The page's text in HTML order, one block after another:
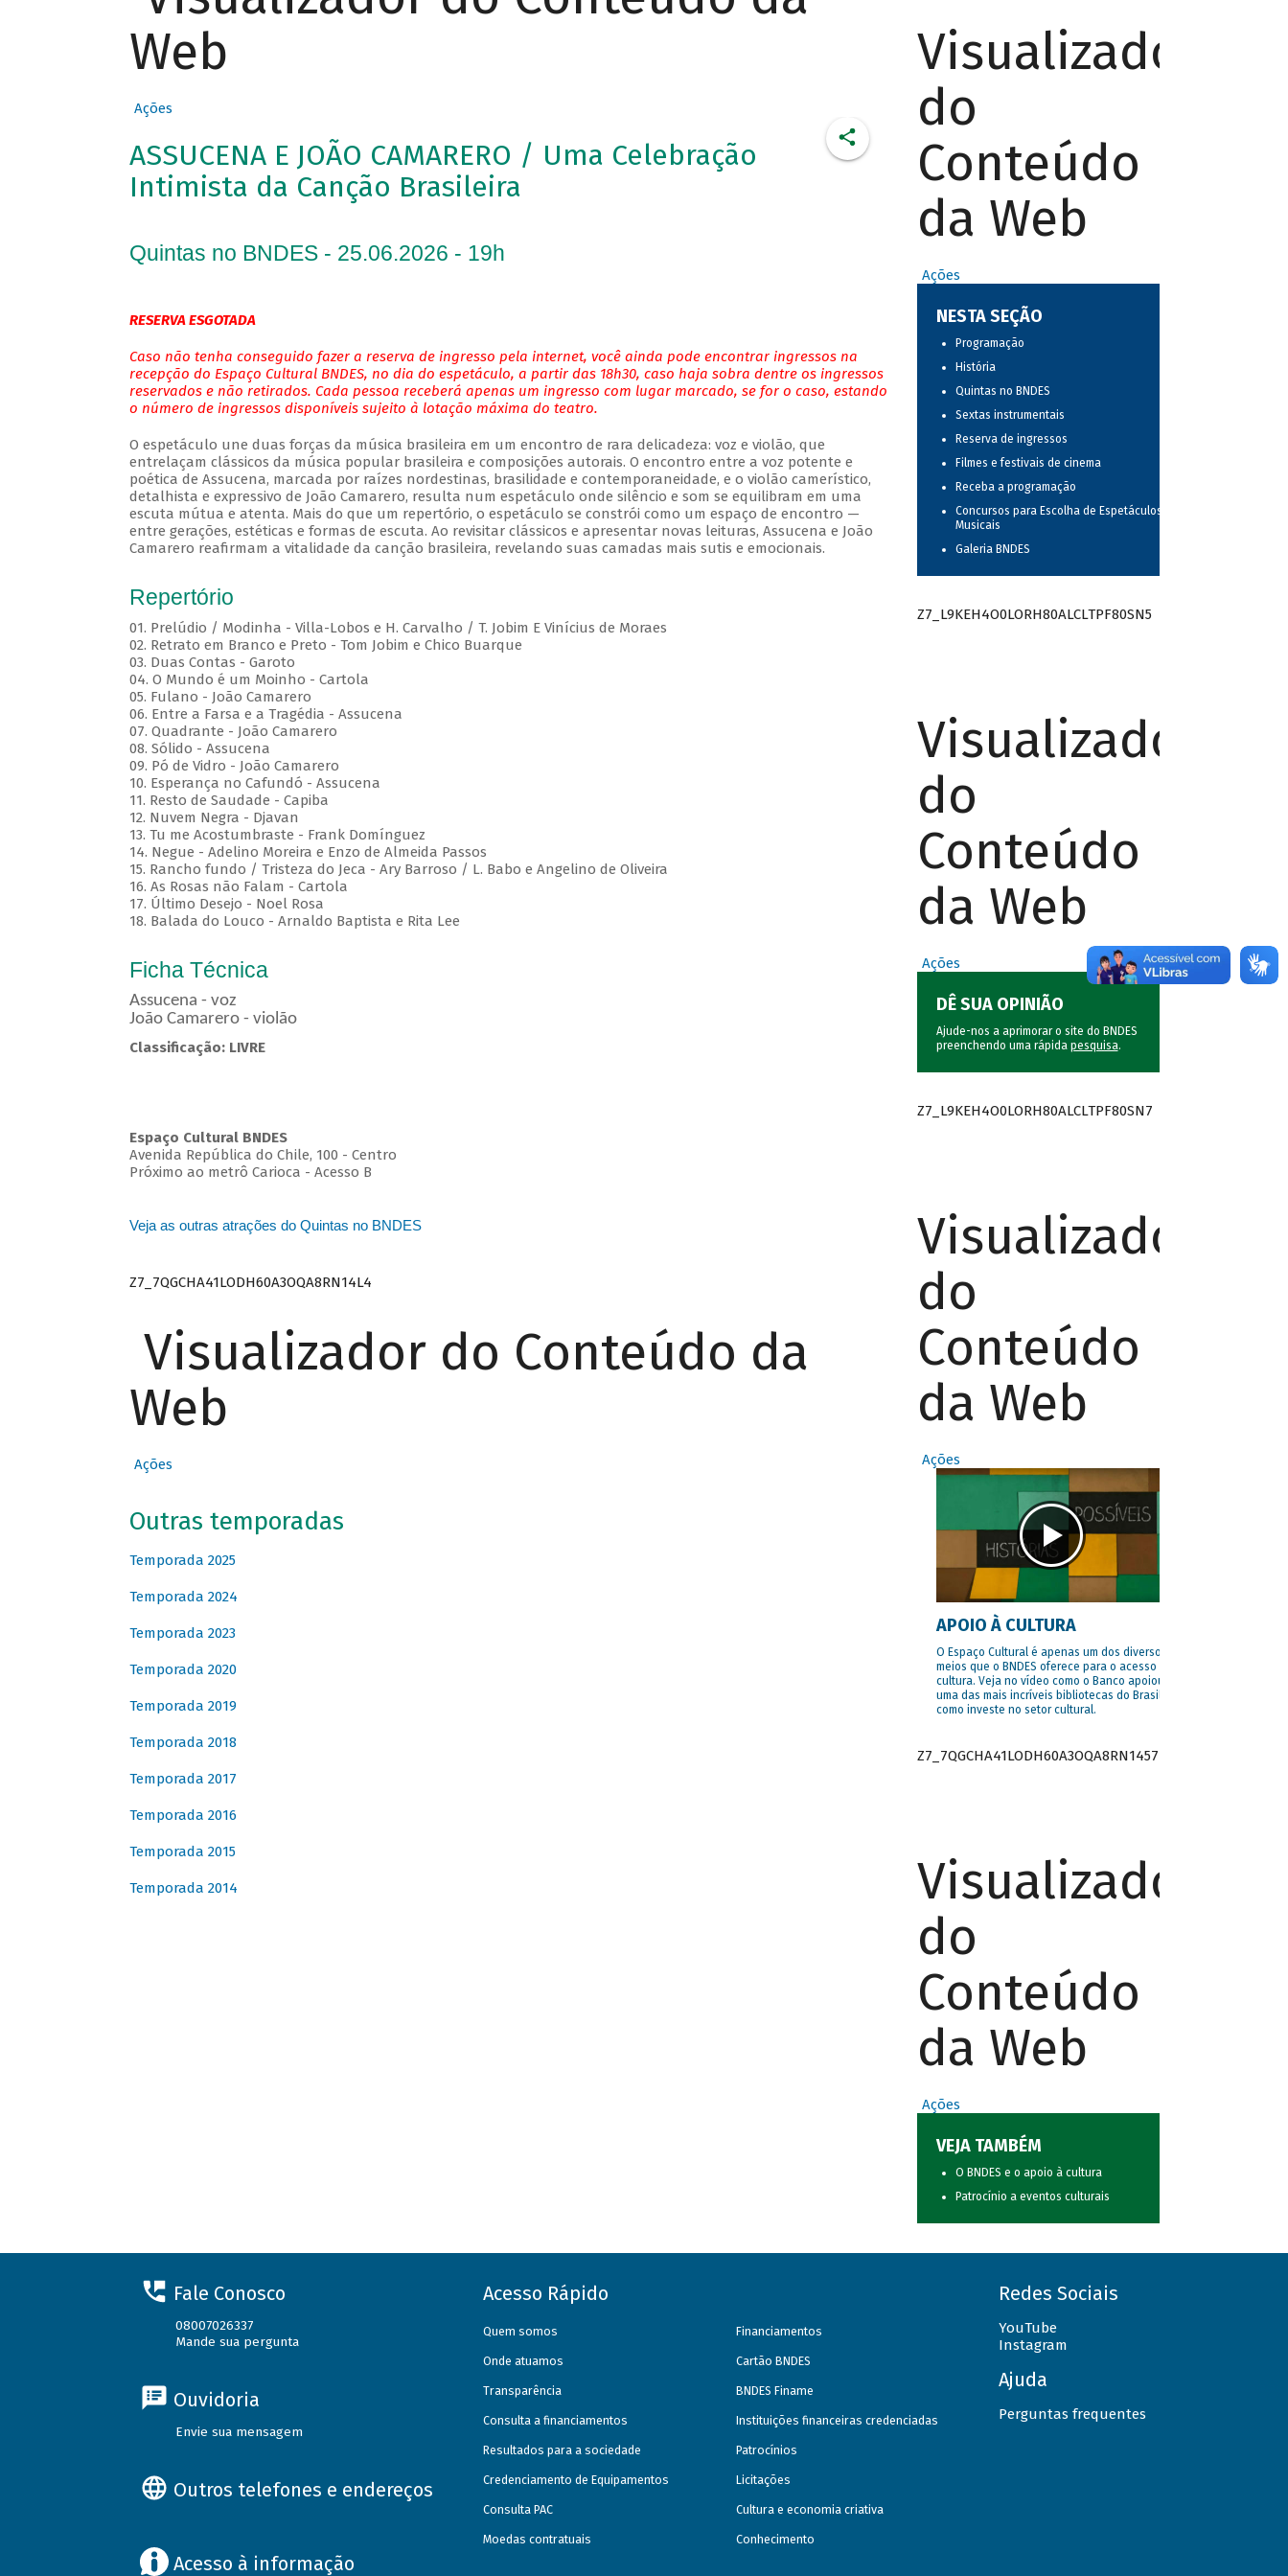
Web
Ações
ASSUCENA E JOÃO CAMARERO / Uma Celebração
Intimista da Canção Brasileira
Quintas no BNDES - 25.06.2026 - 19h
RESERVA ESGOTADA
Caso não tenha conseguido fazer a reserva de ingresso pela internet, você ainda pode encontrar ingressos na
recepção do Espaço Cultural BNDES, no dia do espetáculo, a partir das 18h30, caso haja sobra dentre os ingressos
reservados e não retirados. Cada pessoa receberá apenas um ingresso com lugar marcado, se for o caso, estando
o número de ingressos disponíveis sujeito à lotação máxima do teatro.
O espetáculo une duas forças da música brasileira em um encontro de rara delicadeza: voz e violão, que
entrelaçam clássicos da música popular brasileira e composições autorais. O encontro entre a voz potente e
poética de Assucena, marcada por raízes nordestinas, brasilidade e contemporaneidade, e o violão camerístico,
detalhista e expressivo de João Camarero, resulta num espetáculo onde silêncio e som se equilibram em uma
escuta mútua e atenta. Mais do que um repertório, o espetáculo se constrói como um espaço de encontro —
entre gerações, estéticas e formas de escuta. Ao revisitar clássicos e apresentar novas leituras, Assucena e João
Camarero reafirmam a vitalidade da canção brasileira, revelando suas camadas mais sutis e emocionais.
Repertório
01. Prelúdio / Modinha - Villa-Lobos e H. Carvalho / T. Jobim E Vinícius de Moraes
02. Retrato em Branco e Preto - Tom Jobim e Chico Buarque
03. Duas Contas - Garoto
04. O Mundo é um Moinho - Cartola
05. Fulano - João Camarero
06. Entre a Farsa e a Tragédia - Assucena
07. Quadrante - João Camarero
08. Sólido - Assucena
09. Pó de Vidro - João Camarero
10. Esperança no Cafundó - Assucena
11. Resto de Saudade - Capiba
12. Nuvem Negra - Djavan
13. Tu me Acostumbraste - Frank Domínguez
14. Negue - Adelino Moreira e Enzo de Almeida Passos
15. Rancho fundo / Tristeza do Jeca - Ary Barroso / L. Babo e Angelino de Oliveira
16. As Rosas não Falam - Cartola
17. Último Desejo - Noel Rosa
18. Balada do Louco - Arnaldo Baptista e Rita Lee
Ficha Técnica
Assucena - voz
João Camarero - violão
Classificação: LIVRE
Espaço Cultural BNDES
Avenida República do Chile, 100 - Centro
Próximo ao metrô Carioca - Acesso B
Veja as outras atrações do Quintas no BNDES
Z7_7QGCHA41LODH60A3OQA8RN14L4
Visualizador do Conteúdo da
Web
Ações
Outras temporadas
Temporada 2025
Temporada 2024
Temporada 2023
Temporada 2020
Temporada 2019
Temporada 2018
Temporada 2017
Temporada 2016
Temporada 2015
Temporada 2014
Visualizador
do
Conteúdo
da Web
Ações
NESTA SEÇÃO
Programação
História
Quintas no BNDES
Sextas instrumentais
Reserva de ingressos
Filmes e festivais de cinema
Receba a programação
Concursos para Escolha de Espetáculos
Musicais
Galeria BNDES
Z7_L9KEH4O0LORH80ALCLTPF80SN5
Visualizador
do
Conteúdo
da Web
Ações
DÊ SUA OPINIÃO
Ajude-nos a aprimorar o site do BNDES
preenchendo uma rápida pesquisa.
Z7_L9KEH4O0LORH80ALCLTPF80SN7
Visualizador
do
Conteúdo
da Web
Ações
APOIO À CULTURA
O Espaço Cultural é apenas um dos diversos
meios que o BNDES oferece para o acesso à
cultura. Veja no vídeo como o Banco apoiou
uma das mais incríveis bibliotecas do Brasil e
como investe no setor cultural.
Z7_7QGCHA41LODH60A3OQA8RN1457
Visualizador
do
Conteúdo
da Web
Ações
VEJA TAMBÉM
O BNDES e o apoio à cultura
Patrocínio a eventos culturais
Fale Conosco
08007026337
Mande sua pergunta
Ouvidoria
Envie sua mensagem
Outros telefones e endereços
Acesso à informação
Acesso Rápido
Quem somos
Onde atuamos
Transparência
Consulta a financiamentos
Resultados para a sociedade
Credenciamento de Equipamentos
Consulta PAC
Moedas contratuais
Financiamentos
Cartão BNDES
BNDES Finame
Instituições financeiras credenciadas
Patrocínios
Licitações
Cultura e economia criativa
Conhecimento
Redes Sociais
YouTube
Instagram
Ajuda
Perguntas frequentes